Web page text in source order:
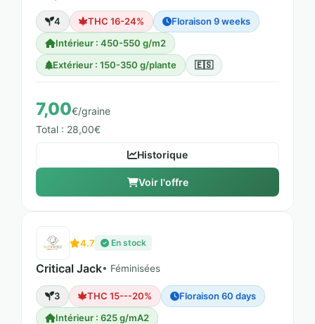
4 THC 16-24%
Floraison 9 weeks
Intérieur : 450-550 g/m2
Extérieur : 150-350 g/plante
🇪🇸
7,00€/graine
Total : 28,00€
Historique
Voir l'offre
4.7 En stock
Critical Jack• Féminisées
3 THC 15---20%
Floraison 60 days
Intérieur : 625 g/mA2